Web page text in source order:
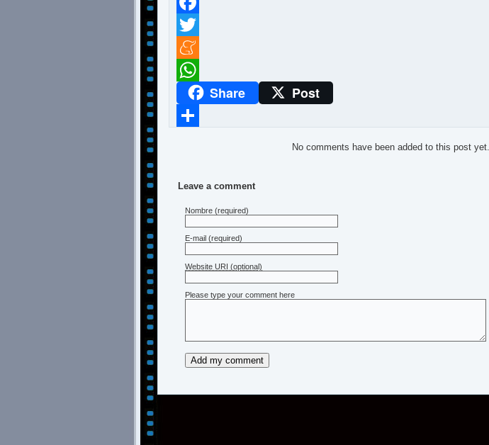
Facebook
Twitter
Meneame
WhatsAppShare Post
No comments have been added to this post yet.
Leave a comment
Nombre (required)
E-mail (required)
Website URI (optional)
Please type your comment here